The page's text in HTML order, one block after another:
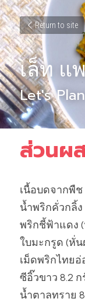
Return to site
เล็ท แ
Let's
ส่วนผ
เนื้อบดจากพืช
น้ำพริกคั่วกลิ้ง
พริกชี้ฟ้าแดง (
ใบมะกรูด (หั่น
เม็ดพริกไทยอ่
ซีอิ๊วขาว 8.2
น้ำตาลทราย